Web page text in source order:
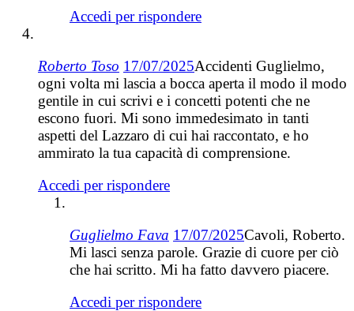
Accedi per rispondere
Roberto Toso 17/07/2025Accidenti Guglielmo,
ogni volta mi lascia a bocca aperta il modo il modo
gentile in cui scrivi e i concetti potenti che ne
escono fuori. Mi sono immedesimato in tanti
aspetti del Lazzaro di cui hai raccontato, e ho
ammirato la tua capacità di comprensione.
Accedi per rispondere
Guglielmo Fava 17/07/2025Cavoli, Roberto.
Mi lasci senza parole. Grazie di cuore per ciò
che hai scritto. Mi ha fatto davvero piacere.
Accedi per rispondere